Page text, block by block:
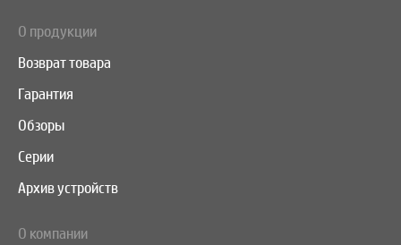
О продукции
Возврат товара
Гарантия
Обзоры
Серии
Архив устройств
О компании